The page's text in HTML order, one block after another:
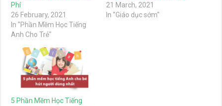
Phí
26 February, 2021
In "Phần Mềm Học Tiếng
Anh Cho Trẻ"
21 March, 2021
In "Giáo dục sớm"
5 Phần Mềm Học Tiếng